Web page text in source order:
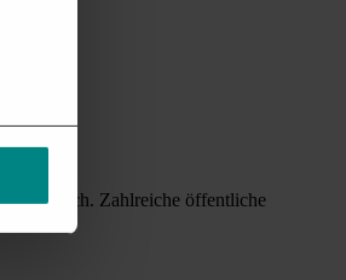
Bereich. Zahlreiche öffentliche